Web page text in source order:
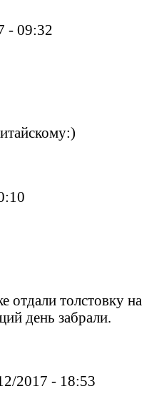
- 09:32
отдали толстовку на
день забрали.
2017 - 18:53